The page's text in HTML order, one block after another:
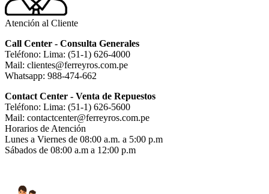
Atención al Cliente
Call Center - Consulta Generales
Teléfono: Lima: (51-1) 626-4000
Mail: clientes@ferreyros.com.pe
Whatsapp: 988-474-662
Contact Center - Venta de Repuestos
Teléfono: Lima: (51-1) 626-5600
Mail: contactcenter@ferreyros.com.pe
Horarios de Atención
Lunes a Viernes de 08:00 a.m. a 5:00 p.m
Sábados de 08:00 a.m a 12:00 p.m